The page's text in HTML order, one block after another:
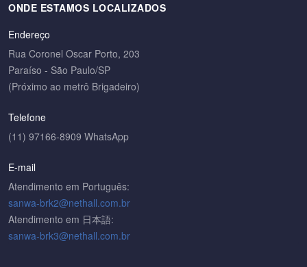
ONDE ESTAMOS LOCALIZADOS
Endereço
Rua Coronel Oscar Porto, 203
Paraíso - São Paulo/SP
(Próximo ao metrô Brigadeiro)
Telefone
(11) 97166-8909 WhatsApp
E-mail
Atendimento em Português:
sanwa-brk2@nethall.com.br
Atendimento em 日本語:
sanwa-brk3@nethall.com.br